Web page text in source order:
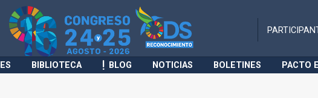
BIBLIOTECA BLOG NOTICIAS BOLETINES PACTO